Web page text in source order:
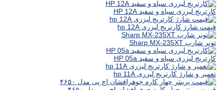
کارتریج لیزری سیاه و سفید HP 12A
قیمت شارژ کارتریج لیزری hp 12A
تونر شارپ Sharp MX-235XT
کارتریج لیزری سیاه و سفید HP 05a
تعمیر و شارژ کارتریج لیزری hp 11A